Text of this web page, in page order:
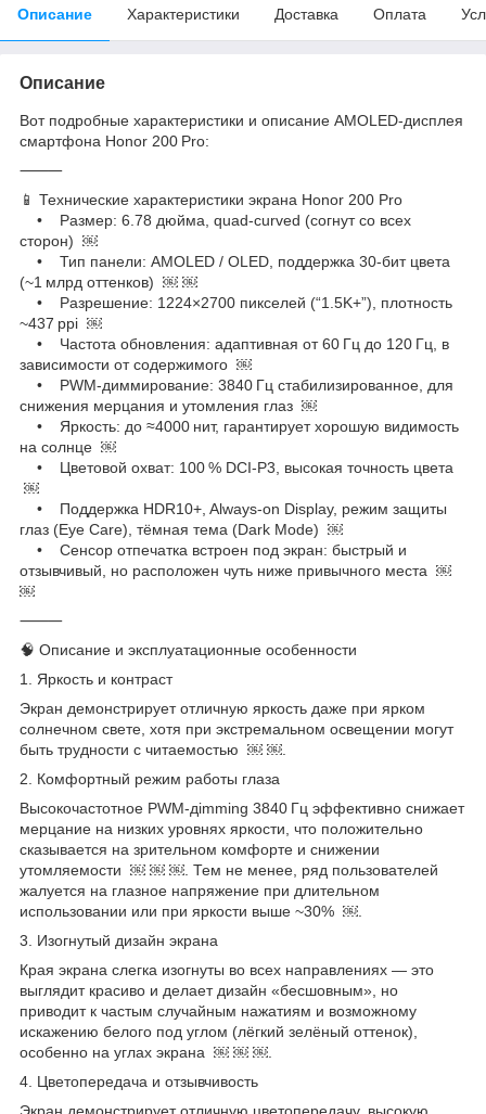
Описание Характеристики Доставка Оплата
Описание
Вот подробные характеристики и описание AMOLED‑дисплея
смартфона Honor 200 Pro:
⸻
📱 Технические характеристики экрана Honor 200 Pro
• Размер: 6.78 дюйма, quad‑curved (согнут со всех
сторон) ￼
• Тип панели: AMOLED / OLED, поддержка 30‑бит цвета
(~1 млрд оттенков) ￼ ￼
• Разрешение: 1224×2700 пикселей (“1.5K+”), плотность
~437 ppi ￼
• Частота обновления: адаптивная от 60 Гц до 120 Гц, в
зависимости от содержимого ￼
• PWM‑диммирование: 3840 Гц стабилизированное, для
снижения мерцания и утомления глаз ￼
• Яркость: до ≈4000 нит, гарантирует хорошую видимость
на солнце ￼
• Цветовой охват: 100 % DCI‑P3, высокая точность цвета
￼
• Поддержка HDR10+, Always‑on Display, режим защиты
глаз (Eye Care), тёмная тема (Dark Mode) ￼
• Сенсор отпечатка встроен под экран: быстрый и
отзывчивый, но расположен чуть ниже привычного места ￼
￼
⸻
🧠 Описание и эксплуатационные особенности
1. Яркость и контраст
Экран демонстрирует отличную яркость даже при ярком
солнечном свете, хотя при экстремальном освещении могут
быть трудности с читаемостью ￼ ￼.
2. Комфортный режим работы глаза
Высокочастотное PWM‑дimming 3840 Гц эффективно снижает
мерцание на низких уровнях яркости, что положительно
сказывается на зрительном комфорте и снижении
утомляемости ￼ ￼ ￼. Тем не менее, ряд пользователей
жалуется на глазное напряжение при длительном
использовании или при яркости выше ~30% ￼.
3. Изогнутый дизайн экрана
Края экрана слегка изогнуты во всех направлениях — это
выглядит красиво и делает дизайн «бесшовным», но
приводит к частым случайным нажатиям и возможному
искажению белого под углом (лёгкий зелёный оттенок),
особенно на углах экрана ￼ ￼ ￼.
4. Цветопередача и отзывчивость
Экран демонстрирует отличную цветопередачу, высокую